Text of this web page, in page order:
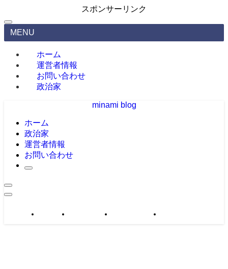
スポンサーリンク
MENU
ホーム
運営者情報
お問い合わせ
政治家
minami blog
ホーム
政治家
運営者情報
お問い合わせ
政治家 運営者情報 お問い合わせ